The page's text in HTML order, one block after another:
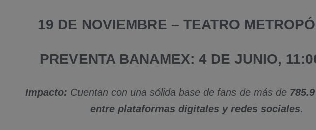
19 DE NOVIEMBRE – TEATRO
PREVENTA BANAMEX: 4 DE JUNIO,
Impacto: Cuentan con una sólida base de fans de más de
entre plataformas digitales y redes sociales.